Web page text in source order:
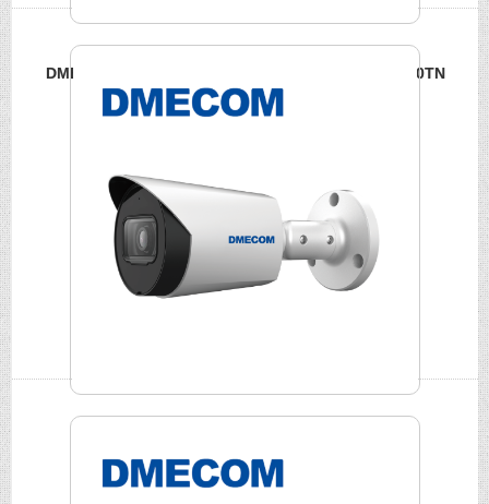
DMECOM 200萬HDCVI 紅外線槍型攝影機 DME-FA200TN